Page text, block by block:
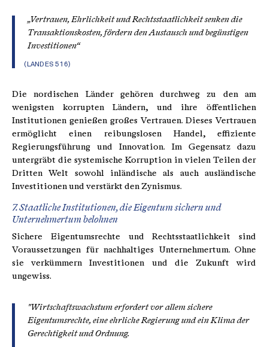
„Vertrauen, Ehrlichkeit und Rechtsstaatlichkeit senken die
Transaktionskosten, fördern den Austausch und begünstigen
Investitionen“
(LANDES 516)
Die nordischen Länder gehören durchweg zu den am
wenigsten korrupten Ländern, und ihre öffentlichen
Institutionen genießen großes Vertrauen. Dieses Vertrauen
ermöglicht einen reibungslosen Handel, effiziente
Regierungsführung und Innovation. Im Gegensatz dazu
untergräbt die systemische Korruption in vielen Teilen der
Dritten Welt sowohl inländische als auch ausländische
Investitionen und verstärkt den Zynismus.
7. Staatliche Institutionen, die Eigentum sichern und
Unternehmertum belohnen
Sichere Eigentumsrechte und Rechtsstaatlichkeit sind
Voraussetzungen für nachhaltiges Unternehmertum. Ohne
sie verkümmern Investitionen und die Zukunft wird
ungewiss.
"Wirtschaftswachstum erfordert vor allem sichere
Eigentumsrechte, eine ehrliche Regierung und ein Klima der
Gerechtigkeit und Ordnung.